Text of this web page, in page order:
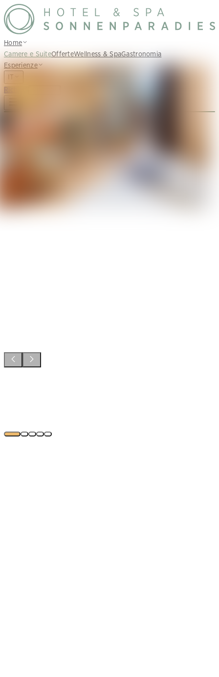
Home
Camere e SuiteOfferteWellness & SpaGastronomia
Esperienze
IT
Richiedi